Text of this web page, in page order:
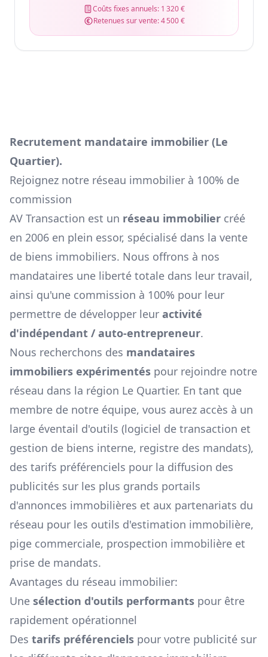
Coûts fixes annuels: 1 320 €
Retenues sur vente:4 500 €
Recrutement mandataire immobilier (Le
Quartier).
Rejoignez notre réseau immobilier à 100% de
commission
AV Transaction est un réseau immobilier créé
en 2006 en plein essor, spécialisé dans la vente
de biens immobiliers. Nous offrons à nos
mandataires une liberté totale dans leur travail,
ainsi qu'une commission à 100% pour leur
permettre de développer leur activité
d'indépendant / auto-entrepreneur.
Nous recherchons des mandataires
immobiliers expérimentés pour rejoindre notre
réseau dans la région Le Quartier. En tant que
membre de notre équipe, vous aurez accès à un
large éventail d'outils (logiciel de transaction et
gestion de biens interne, registre des mandats),
des tarifs préférenciels pour la diffusion des
publicités sur les plus grands portails
d'annonces immobilières et aux partenariats du
réseau pour les outils d'estimation immobilière,
pige commerciale, prospection immobilière et
prise de mandats.
Avantages du réseau immobilier:
Une sélection d'outils performants pour être
rapidement opérationnel
Des tarifs préférenciels pour votre publicité sur